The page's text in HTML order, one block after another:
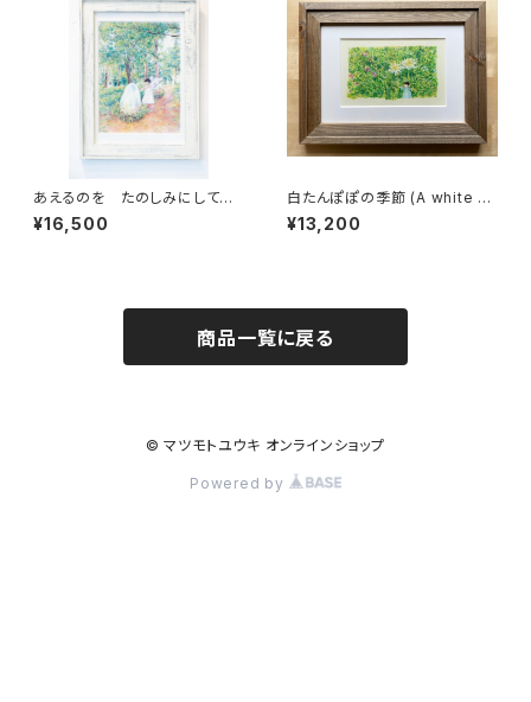
あえるのを たのしみにしてる
(I`m looking forward to se
eing you)
¥16,500
白たんぽぽの季節 (A white da
ndelion season)
¥13,200
商品一覧に戻る
© マツモトユウキ オンラインショップ
Powered by